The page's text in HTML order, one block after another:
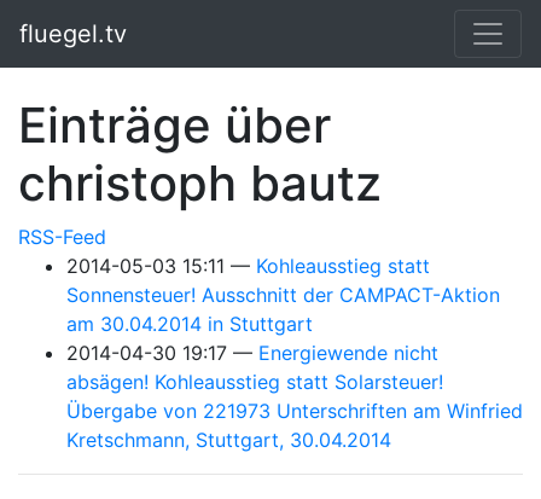
fluegel.tv
Einträge über
christoph bautz
RSS-Feed
2014-05-03 15:11
Kohleausstieg statt
Sonnensteuer! Ausschnitt der CAMPACT-Aktion
am 30.04.2014 in Stuttgart
2014-04-30 19:17
Energiewende nicht
absägen! Kohleausstieg statt Solarsteuer!
Übergabe von 221973 Unterschriften am Winfried
Kretschmann, Stuttgart, 30.04.2014